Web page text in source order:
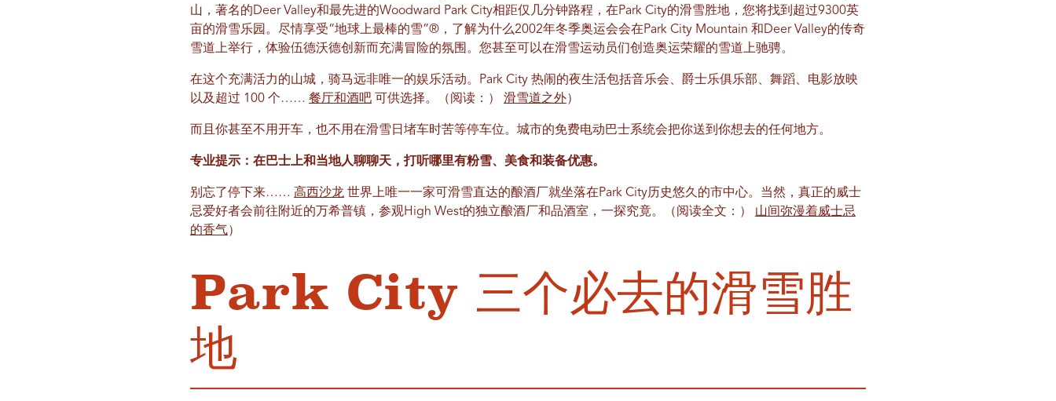
山，著名的Deer Valley和最先进的Woodward Park City相距仅几分钟路程，在Park City的滑雪胜地，您将找到超过9300英
亩的滑雪乐园。尽情享受“地球上最棒的雪”®，了解为什么2002年冬季奥运会会在Park City Mountain 和Deer Valley的传奇
雪道上举行，体验伍德沃德创新而充满冒险的氛围。您甚至可以在滑雪运动员们创造奥运荣耀的雪道上驰骋。
在这个充满活力的山城，骑马远非唯一的娱乐活动。Park City 热闹的夜生活包括音乐会、爵士乐俱乐部、舞蹈、电影放映
以及超过 100 个…… 餐厅和酒吧可供选择。（阅读：） 滑雪道之外）
而且你甚至不用开车，也不用在滑雪日堵车时苦等停车位。城市的免费电动巴士系统会把你送到你想去的任何地方。
专业提示：在巴士上和当地人聊聊天，打听哪里有粉雪、美食和装备优惠。
别忘了停下来…… 高西沙龙世界上唯一一家可滑雪直达的酿酒厂就坐落在Park City历史悠久的市中心。当然，真正的威士
忌爱好者会前往附近的万希普镇，参观High West的独立酿酒厂和品酒室，一探究竟。（阅读全文：） 山间弥漫着威士忌
的香气）
Park City 三个必去的滑雪胜
地